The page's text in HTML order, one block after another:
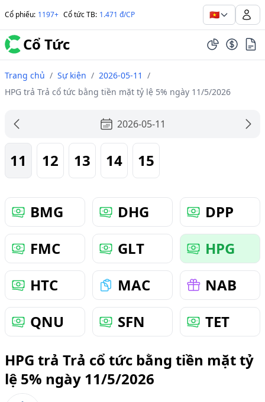
Cổ phiếu: 1197+ Cổ tức TB: 1.471 đ/CP 🇻🇳
Cổ Tức
Trang chủ / Sự kiện / 2026-05-11 /
HPG trả Trả cổ tức bằng tiền mặt tỷ lệ 5% ngày 11/5/2026
2026-05-11
11 12 13 14 15
BMG DHG
DPP
FMC
GLT
HPG
HTC
MAC
NAB
QNU
SFN
TET
HPG trả Trả cổ tức bằng tiền mặt tỷ
lệ 5% ngày 11/5/2026